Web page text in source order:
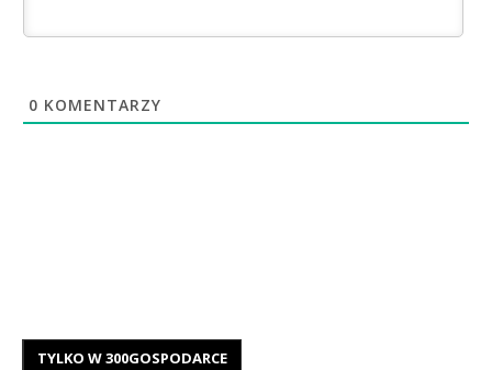
0 KOMENTARZY
TYLKO W 300GOSPODARCE